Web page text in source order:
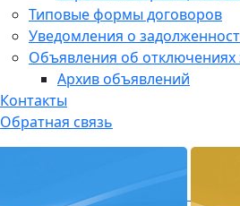
Типовые формы договоров
Уведомления о
Объявления об отключениях
Архив объявлений
Контакты
Обратная связь